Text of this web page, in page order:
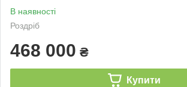
В наявності
Роздріб
468 000 ₴
Купити